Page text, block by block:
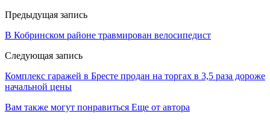
Предыдущая запись
В Кобринском районе травмирован велосипедист
Следующая запись
Комплекс гаражей в Бресте продан на торгах в 3,5 раза дороже
начальной цены
Вам также могут понравиться Еще от автора